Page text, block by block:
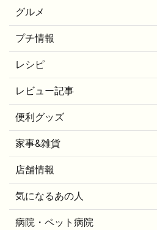
グルメ
プチ情報
レシピ
レビュー記事
便利グッズ
家事&雑貨
店舗情報
気になるあの人
病院・ペット病院